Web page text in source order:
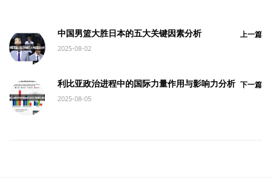
中国男篮大胜日本的五大关键因素分析
2025-08-02
上一篇
利比亚政治进程中的国际力量作用与影响力分析
2025-08-05
下一篇